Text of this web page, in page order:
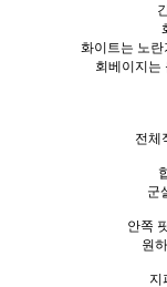
화이트는 노
회베이지는
전체
군
안쪽
원
지